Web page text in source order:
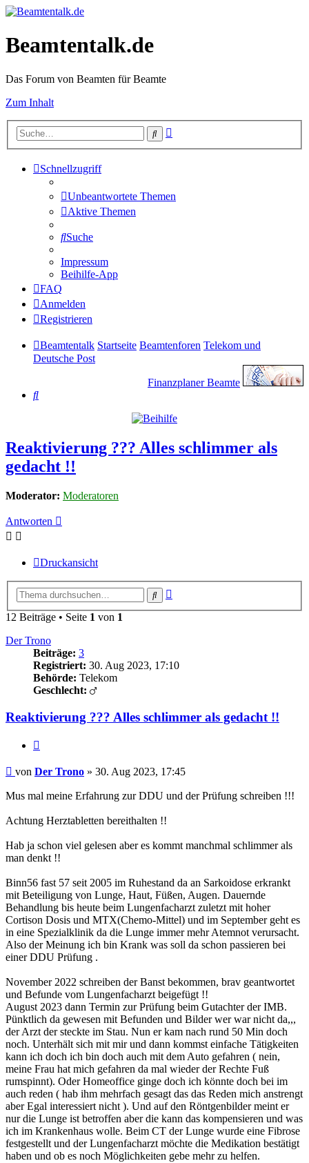
Beamtentalk.de
Das Forum von Beamten für Beamte
Zum Inhalt
Suche
Schnellzugriff
Unbeantwortete Themen
Aktive Themen
Suche
Impressum
Beihilfe-App
FAQ
Anmelden
Registrieren
Beamtentalk Startseite Beamtenforen Telekom und
Deutsche Post
Finanzplaner Beamte
Suche
Reaktivierung ??? Alles schlimmer als
gedacht !!
Moderator: Moderatoren
Antworten
Druckansicht
Suche
12 Beiträge • Seite 1 von 1
Der Trono
Beiträge: 3
Registriert: 30. Aug 2023, 17:10
Behörde: Telekom
Geschlecht:
Reaktivierung ??? Alles schlimmer als gedacht !!
Beitrag
von Der Trono » 30. Aug 2023, 17:45
Mus mal meine Erfahrung zur DDU und der Prüfung schreiben !!!
Achtung Herztabletten bereithalten !!
Hab ja schon viel gelesen aber es kommt manchmal schlimmer als
man denkt !!
Binn56 fast 57 seit 2005 im Ruhestand da an Sarkoidose erkrankt
mit Beteiligung von Lunge, Haut, Füßen, Augen. Dauernde
Behandlung bis heute beim Lungenfacharzt zuletzt mit hoher
Cortison Dosis und MTX(Chemo-Mittel) und im September geht es
in eine Spezialklinik da die Lunge immer mehr Atemnot verursacht.
Also der Meinung ich bin Krank was soll da schon passieren bei
einer DDU Prüfung .
November 2022 schreiben der Banst bekommen, brav geantwortet
und Befunde vom Lungenfacharzt beigefügt !!
August 2023 dann Termin zur Prüfung beim Gutachter der IMB.
Pünktlich da gewesen mit Befunden und Bilder wer war nicht da,,,
der Arzt der steckte im Stau. Nun er kam nach rund 50 Min doch
noch. Unterhält sich mit mir und dann kommst einfache Tätigkeiten
kann ich doch ich bin doch auch mit dem Auto gefahren ( nein,
meine Frau hat mich gefahren da mal wieder der Rechte Fuß
rumspinnt). Oder Homeoffice ginge doch ich könnte doch bei im
auch reden ( hab ihm mehrfach gesagt das das Reden mich anstrengt
aber Egal interessiert nicht ). Und auf den Röntgenbilder meint er
nur die Lunge ist betroffen aber die kann das kompensieren und was
ich im Krankenhaus wolle. Beim CT der Lunge wurde eine Fibrose
festgestellt und der Lungenfacharzt möchte die Medikation bestätigt
haben und ob es noch Möglichkeiten gebe mehr zu helfen.